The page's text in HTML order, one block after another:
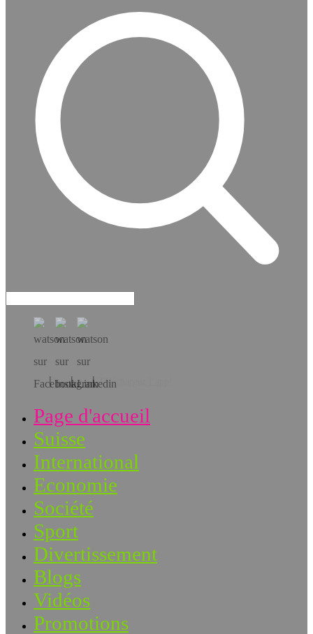
Téléchargez l’app!
Page d'accueil
Suisse
International
Economie
Société
Sport
Divertissement
Blogs
Vidéos
Promotions